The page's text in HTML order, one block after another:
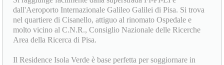
dall'Aeroporto Internazionale Galileo Galilei di Pisa. Si trova
nel quartiere di Cisanello, attiguo al rinomato Ospedale e
molto vicino al C.N.R., Consiglio Nazionale delle Ricerche
Area della Ricerca di Pisa.
Il Residence Isola Verde è base perfetta per soggiornare in